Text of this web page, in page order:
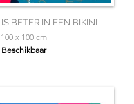
BETER IN EEN BIKINI
100 x 100 cm
Beschikbaar